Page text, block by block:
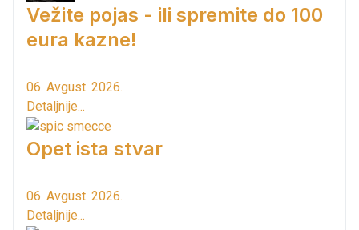
Vežite pojas - ili spremite do 100
eura kazne!
06. Avgust. 2026.
Detaljnije...
Opet ista stvar
06. Avgust. 2026.
Detaljnije...